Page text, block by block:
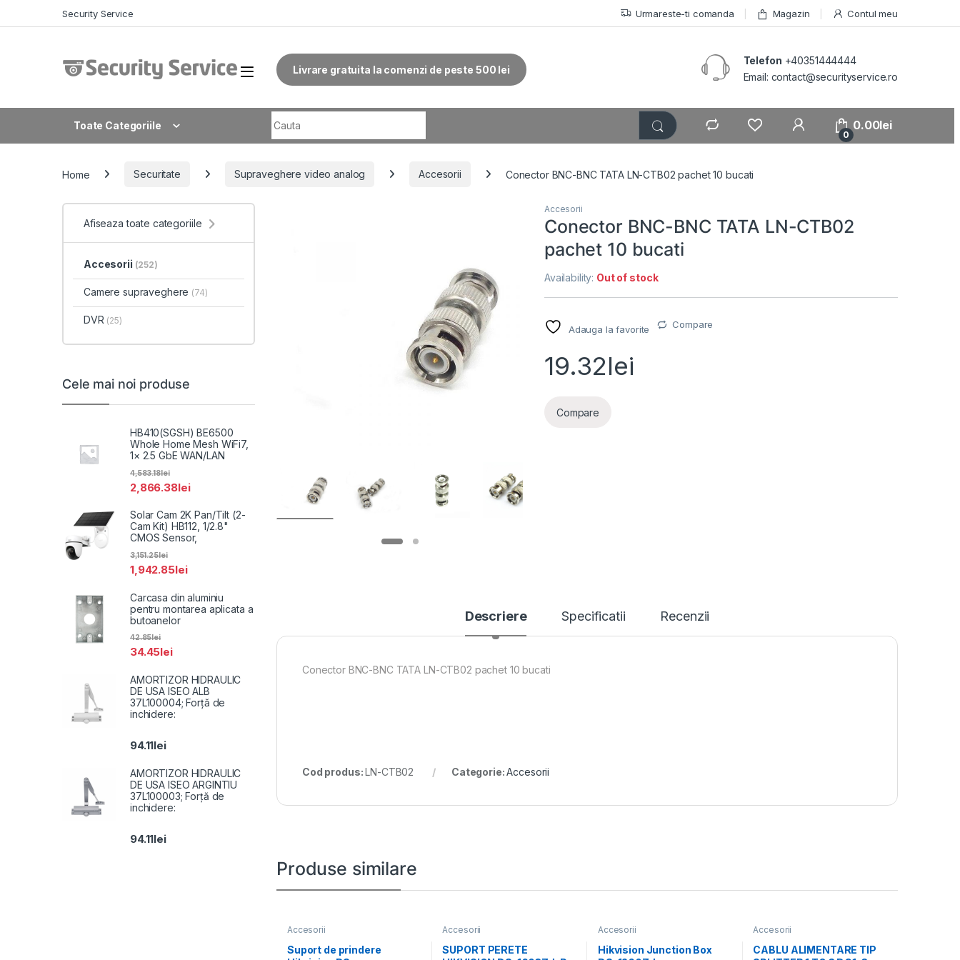
Security Service Urmareste-ti comanda Magazin Contul meu
Livrare gratuita la comenzi de peste 500 lei
Telefon +40351444444
Email: contact@securityservice.ro
Toate Categoriile
0
0.00lei
Home Securitate Supraveghere video analog Accesorii Conector BNC-BNC TATA LN-CTB02 pachet 10 bucati
Accesorii
Conector BNC-BNC TATA LN-CTB02
pachet 10 bucati
Availability: Out of stock
Adauga la favorite Compare
19.32lei
Compare
Descriere Specificatii Recenzii
Conector BNC-BNC TATA LN-CTB02 pachet 10 bucati
Cod produs:LN-CTB02 Categorie:Accesorii
Produse similare
Accesorii
Suport de prindere
Accesorii
SUPORT PERETE
Accesorii
Hikvision Junction Box
Accesorii
CABLU ALIMENTARE TIP
Afiseaza toate categoriile
Accesorii (252)
Camere supraveghere (74)
DVR (25)
Cele mai noi produse
HB410(SGSH) BE6500
Whole Home Mesh WiFi7,
1× 2.5 GbE WAN/LAN
2,866.38lei
4,583.18lei
Solar Cam 2K Pan/Tilt (2-
Cam Kit) HB112, 1/2.8"
CMOS Sensor,
1,942.85lei
3,151.25lei
Carcasa din aluminiu
pentru montarea aplicata a
butoanelor
34.45lei
42.85lei
AMORTIZOR HIDRAULIC
DE USA ISEO ALB
37L100004; Forță de
inchidere:
94.11lei
AMORTIZOR HIDRAULIC
DE USA ISEO ARGINTIU
37L100003; Forță de
inchidere:
94.11lei